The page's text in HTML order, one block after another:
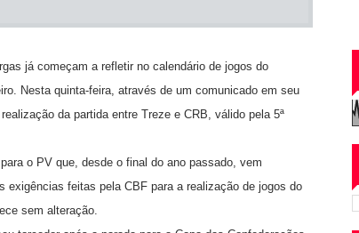
já começam a refletir no calendário de jogos do
Nesta quinta-feira, através de um comunicado em seu
da partida entre Treze e CRB, válido pela 5ª
o PV que, desde o final do ano passado, vem
exigências feitas pela CBF para a realização de jogos do
sem alteração.